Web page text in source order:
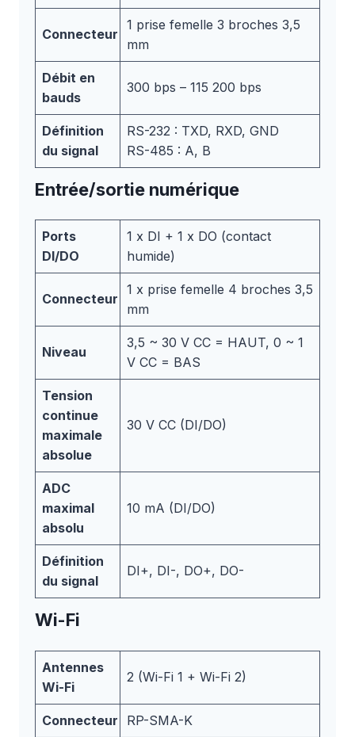
Connecteur
1 prise femelle 3 broches 3,5
mm
Débit en
bauds
300 bps – 115 200 bps
Définition
du signal
RS-232 : TXD, RXD, GND
RS-485 : A, B
Entrée/sortie numérique
Ports
DI/DO
1 x DI + 1 x DO (contact
humide)
Connecteur
1 x prise femelle 4 broches 3,5
mm
Niveau
3,5 ~ 30 V CC = HAUT, 0 ~ 1
V CC = BAS
Tension
continue
maximale
absolue
30 V CC (DI/DO)
ADC
maximal
absolu
10 mA (DI/DO)
Définition
du signal
DI+, DI-, DO+, DO-
Wi-Fi
Antennes
Wi-Fi
2 (Wi-Fi 1 + Wi-Fi 2)
Connecteur RP-SMA-K